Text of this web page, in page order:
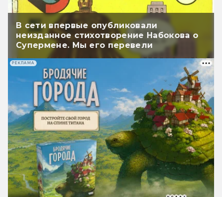
В сети впервые опубликовали
неизданное стихотворение Набокова о
Супермене. Мы его перевели
РЕКЛАМА